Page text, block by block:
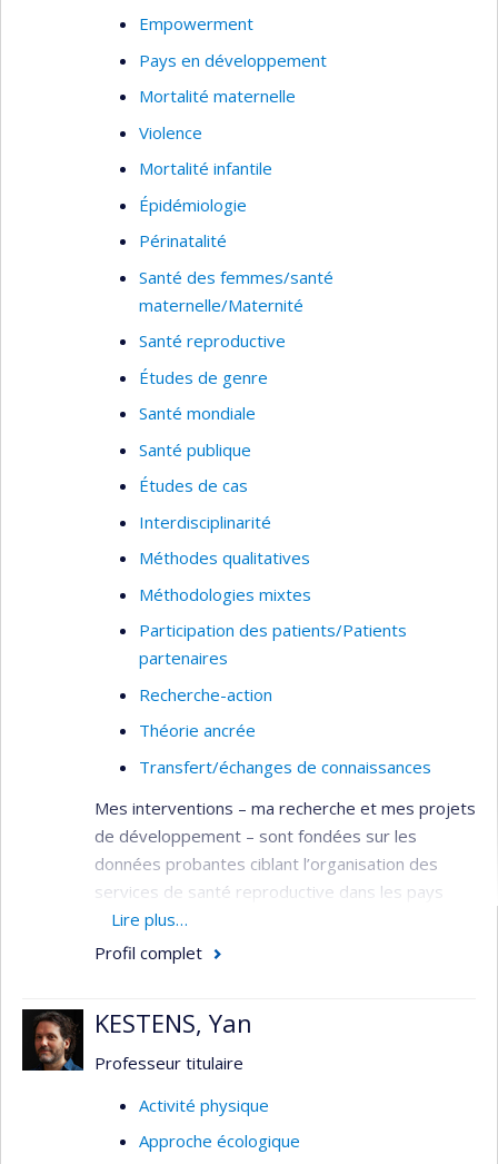
Empowerment
Pays en développement
Mortalité maternelle
Violence
Mortalité infantile
Épidémiologie
Périnatalité
Santé des femmes/santé
maternelle/Maternité
Santé reproductive
Études de genre
Santé mondiale
Santé publique
Études de cas
Interdisciplinarité
Méthodes qualitatives
Méthodologies mixtes
Participation des patients/Patients
partenaires
Recherche-action
Théorie ancrée
Transfert/échanges de connaissances
Mes interventions – ma recherche et mes projets
de développement – sont fondées sur les
données probantes ciblant l’organisation des
services de santé reproductive dans les pays
francophones en développement,
particulièrement: le système socio-culturel et
avec la femme, lois et règlementation
correspondante, marketing social, empowerment
système éducationnel (évaluation de la formation
et de la pratique basée sur les données
Lire plus…
Profil complet
KESTENS, Yan
Professeur titulaire
Activité physique
Approche écologique